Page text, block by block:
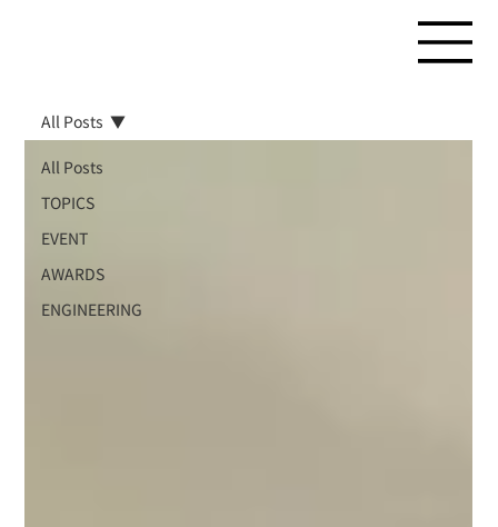
All Posts
TOPICS
EVENT
AWARDS
ENGINEERING
All Posts